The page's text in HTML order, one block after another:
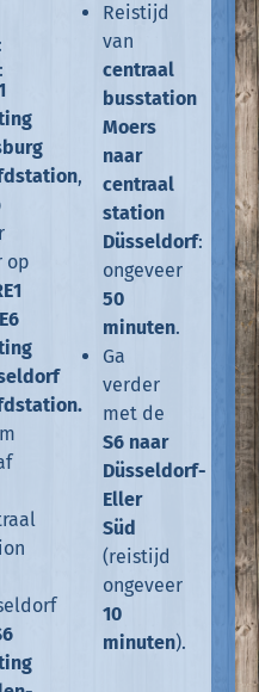
,
op
Reistijd
van
centraal
busstation
Moers
naar
centraal
station
Düsseldorf:
ongeveer
50
minuten.
Ga
verder
met de
S6 naar
Düsseldorf-
Eller
Süd
(reistijd
ongeveer
10
minuten).